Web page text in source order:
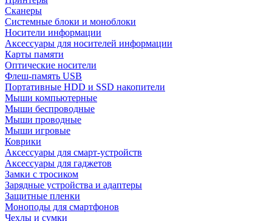
Сканеры
Системные блоки и моноблоки
Носители информации
Аксессуары для носителей информации
Карты памяти
Оптические носители
Флеш-память USB
Портативные HDD и SSD накопители
Мыши компьютерные
Мыши беспроводные
Мыши проводные
Мыши игровые
Коврики
Аксессуары для смарт-устройств
Аксессуары для гаджетов
Замки с тросиком
Зарядные устройства и адаптеры
Защитные пленки
Моноподы для смартфонов
Чехлы и сумки